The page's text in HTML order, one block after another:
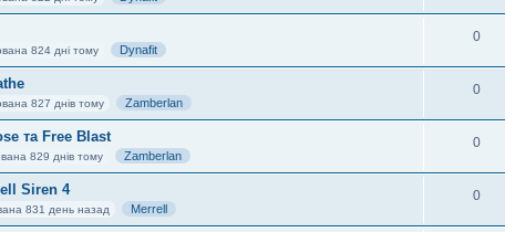
824 дні тому Dynafit
0
827 днів тому Zamberlan
0
та Free Blast
829 днів тому Zamberlan
0
Siren 4
831 день назад Merrell
0